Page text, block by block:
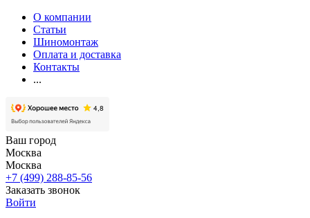
О компании
Статьи
Шиномонтаж
Оплата и доставка
Контакты
...
Ваш город
Москва
Москва
+7 (499) 288-85-56
Заказать звонок
Войти